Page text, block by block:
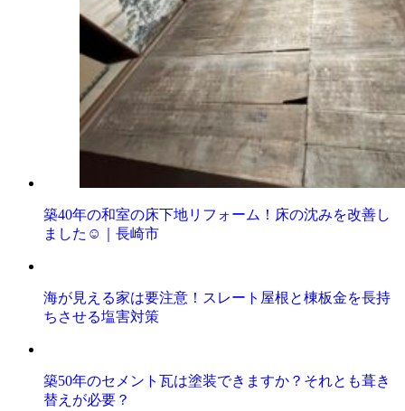
築40年の和室の床下地リフォーム！床の沈みを改善し
ました☺️｜長崎市
海が見える家は要注意！スレート屋根と棟板金を長持
ちさせる塩害対策
築50年のセメント瓦は塗装できますか？それとも葺き
替えが必要？